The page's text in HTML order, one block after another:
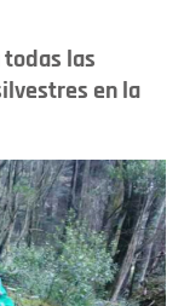
las
en la